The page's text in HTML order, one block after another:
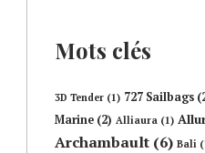
Mots clés
3D Tender (1) 727 Sailbags
Marine (2) Alliaura (1)
Archambault (6) Bali